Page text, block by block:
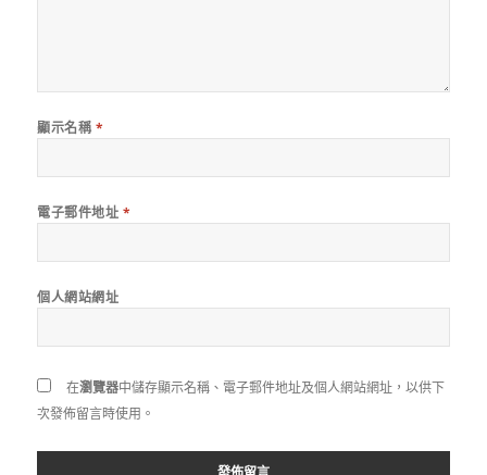
顯示名稱 *
電子郵件地址 *
個人網站網址
在瀏覽器中儲存顯示名稱、電子郵件地址及個人網站網址，以供下
次發佈留言時使用。